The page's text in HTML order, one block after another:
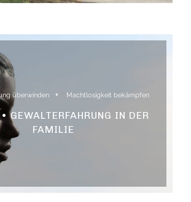
überwinden Machtlosigkeit bekämpfen
GEWALTERFAHRUNG IN DER
FAMILIE